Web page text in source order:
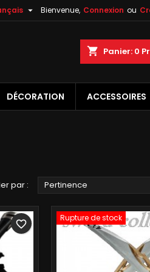
Bienvenue, Connexion ou

shopping_cart Panier: 0
DÉCORATION ACCESSOIRES
par : Pertinence
favorite_border
Rupture de stock